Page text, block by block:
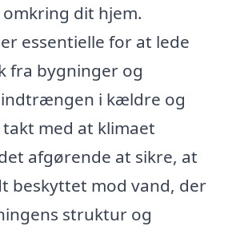
dit hjem.
essentielle for at lede
fra bygninger og
i kældre og
med at klimaet
afgørende at sikre, at
beskyttet mod vand, der
struktur og